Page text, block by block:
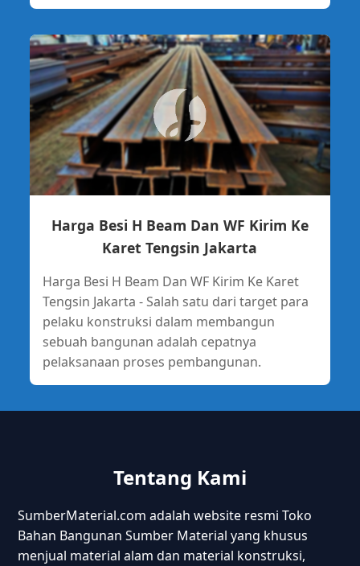
Harga Besi H Beam Dan WF Kirim Ke
Karet Tengsin Jakarta
Harga Besi H Beam Dan WF Kirim Ke Karet
Tengsin Jakarta - Salah satu dari target para
pelaku konstruksi dalam membangun
sebuah bangunan adalah cepatnya
pelaksanaan proses pembangunan.
Tentang Kami
SumberMaterial.com adalah website resmi Toko
Bahan Bangunan Sumber Material yang khusus
menjual material alam dan material konstruksi,